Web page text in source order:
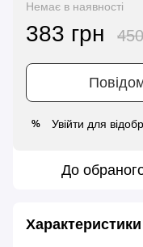
Немає в наявності
383 грн
% Увійти для
До
Характеристики